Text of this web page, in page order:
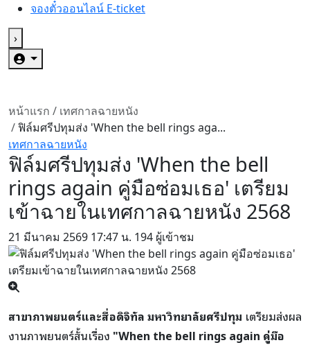
จองตั๋วออนไลน์ E-ticket
›
หน้าแรก / เทศกาลฉายหนัง
/ฟิล์มศรีปทุมส่ง 'When the bell rings aga...
เทศกาลฉายหนัง
ฟิล์มศรีปทุมส่ง 'When the bell
rings again คู่มือซ่อมเธอ' เตรียม
เข้าฉายในเทศกาลฉายหนัง 2568
21 มีนาคม 2569 17:47 น. 194 ผู้เข้าชม
สาขาภาพยนตร์และสื่อดิจิทัล มหาวิทยาลัยศรีปทุม เตรียมส่งผล
งานภาพยนตร์สั้นเรื่อง "When the bell rings again คู่มือ